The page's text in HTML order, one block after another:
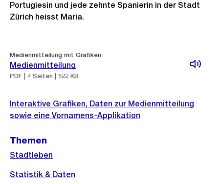
Portugiesin und jede zehnte Spanierin in der Stadt
Zürich heisst Maria.
Weitere
Informationen
Medienmitteilung mit Grafiken
Medienmitteilung
PDF | 4 Seiten | 522 KB
Interaktive Grafiken, Daten zur Medienmitteilung
sowie eine Vornamens-Applikation
Themen
Stadtleben
Statistik & Daten